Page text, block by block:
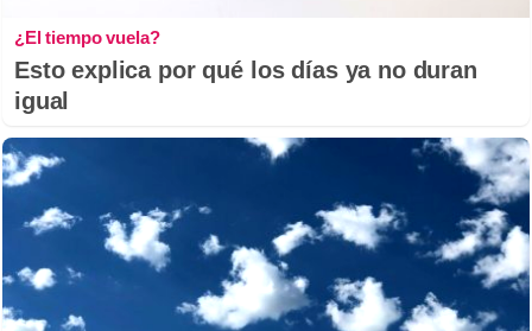
¿El tiempo vuela?
Esto explica por qué los días ya no duran
igual